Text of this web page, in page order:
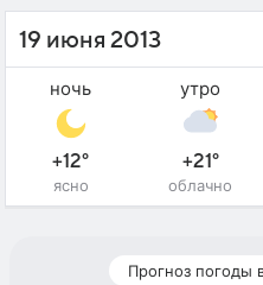
19 июня 2013
ночь
+12°
ясно
утро
+21°
облачно
Прогноз погоды